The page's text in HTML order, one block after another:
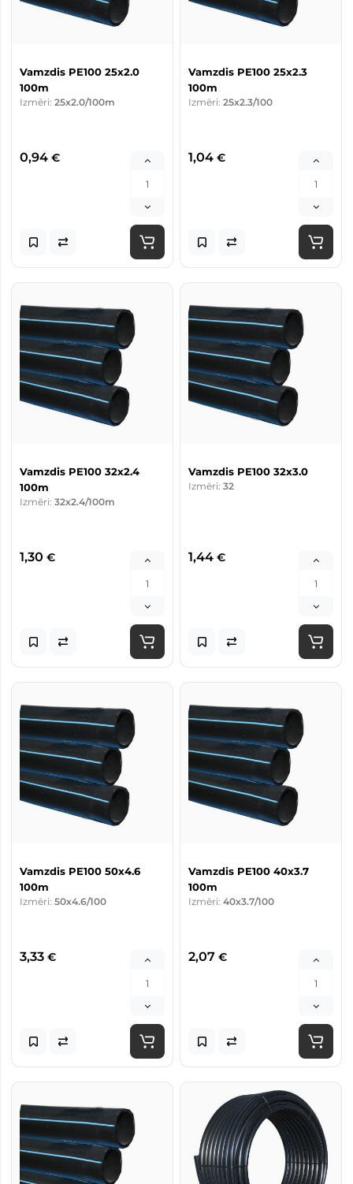
Vamzdis PE100 25x2.0
100m
Izmēri: 25x2.0/100m
0,94 €
Vamzdis PE100 25x2.3
100m
Izmēri: 25x2.3/100
1,04 €
Vamzdis PE100 32x2.4
100m
Izmēri: 32x2.4/100m
1,30 €
Vamzdis PE100 32x3.0
Izmēri: 32
1,44 €
Vamzdis PE100 50x4.6
100m
Izmēri: 50x4.6/100
3,33 €
Vamzdis PE100 40x3.7
100m
Izmēri: 40x3.7/100
2,07 €